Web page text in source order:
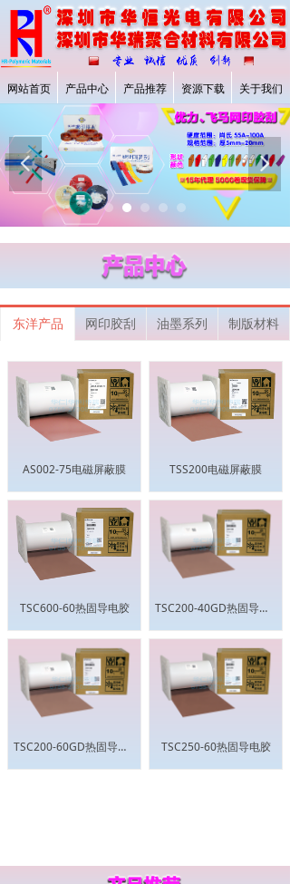
网站首页 产品中心 产品推荐 资源下载 关于我们
넳 넲
东洋产品 网印胶刮 油墨系列 制版材料
AS002-75电磁屏蔽膜 TSS200电磁屏蔽膜
TSC600-60热固导电胶 TSC200-40GD热固导电胶
TSC200-60GD热固导电胶 TSC250-60热固导电胶
企业官网